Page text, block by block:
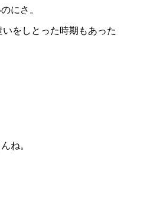
にさ。
をしとった時期もあった
ね。